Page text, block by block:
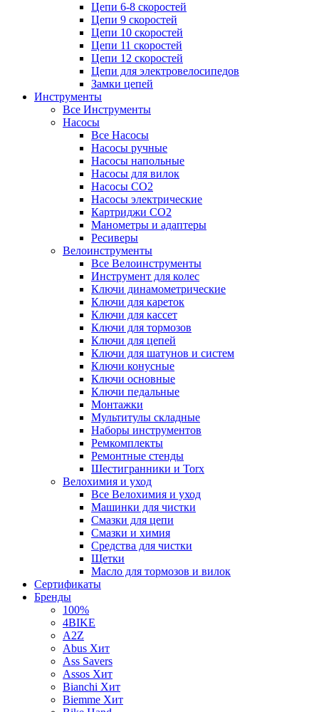
Цепи 6-8 скоростей
Цепи 9 скоростей
Цепи 10 скоростей
Цепи 11 скоростей
Цепи 12 скоростей
Цепи для электровелосипедов
Замки цепей
Инструменты
Все Инструменты
Насосы
Все Насосы
Насосы ручные
Насосы напольные
Насосы для вилок
Насосы CO2
Насосы электрические
Картриджи CO2
Манометры и адаптеры
Ресиверы
Велоинструменты
Все Велоинструменты
Инструмент для колес
Ключи динамометрические
Ключи для кареток
Ключи для кассет
Ключи для тормозов
Ключи для цепей
Ключи для шатунов и систем
Ключи конусные
Ключи основные
Ключи педальные
Монтажки
Мультитулы складные
Наборы инструментов
Ремкомплекты
Ремонтные стенды
Шестигранники и Torx
Велохимия и уход
Все Велохимия и уход
Машинки для чистки
Смазки для цепи
Смазки и химия
Средства для чистки
Щетки
Масло для тормозов и вилок
Сертификаты
Бренды
100%
4BIKE
A2Z
Abus Хит
Ass Savers
Assos Хит
Bianchi Хит
Biemme Хит